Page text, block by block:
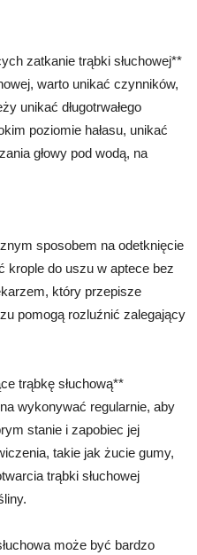
zatkanie trąbki słuchowej**
warto unikać czynników,
unikać długotrwałego
poziomie hałasu, unikać
głowy pod wodą, na
sposobem na odetknięcie
krople do uszu w aptece bez
który przepisze
pomogą rozluźnić zalegający
trąbkę słuchową**
wykonywać regularnie, aby
stanie i zapobiec jej
takie jak żucie gumy,
trąbki słuchowej
może być bardzo